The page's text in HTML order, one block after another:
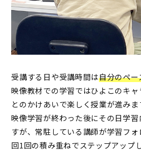
受講する日や受講時間は自分のペ
映像教材での学習ではひよこのキ
とのかけあいで楽しく授業が進みま
映像学習が終わった後にその日学
すが、常駐している講師が学習フ
回1回の積み重ねでステップアップ